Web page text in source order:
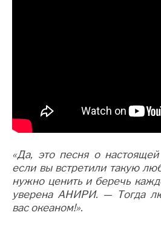
«Да, это песня о
если вы встретили такую
нужно ценить и беречь
уверена АНИРИ. — Тогда
вас океаном!».